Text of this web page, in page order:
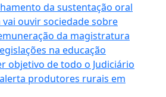
da sustentação oral
ouvir sociedade sobre
da magistratura
na educação
objetivo de todo o Judiciário
produtores rurais em